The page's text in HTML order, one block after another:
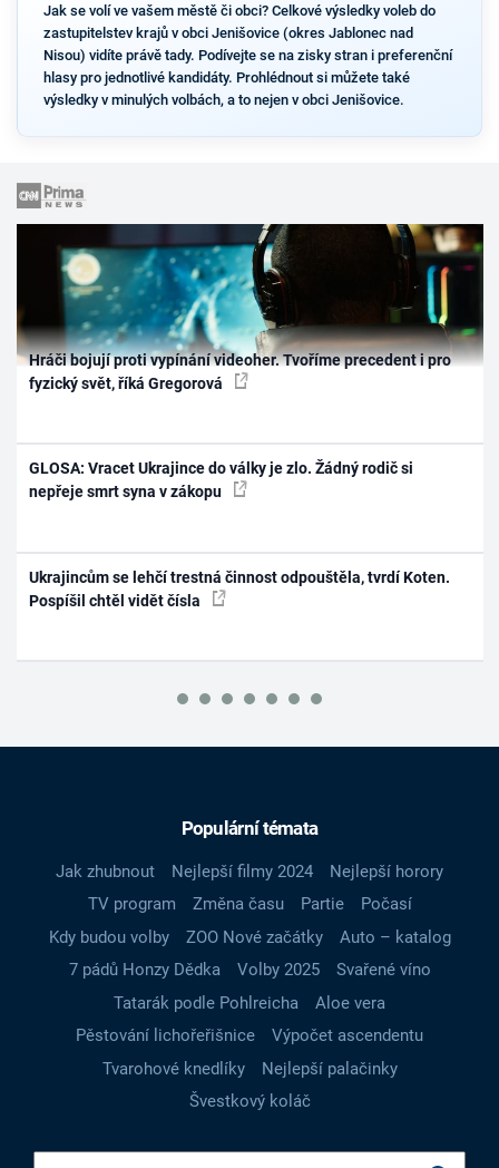
Jak se volí ve vašem městě či obci? Celkové výsledky voleb do
zastupitelstev krajů v obci Jenišovice (okres Jablonec nad
Nisou) vidíte právě tady. Podívejte se na zisky stran i preferenční
hlasy pro jednotlivé kandidáty. Prohlédnout si můžete také
výsledky v minulých volbách, a to nejen v obci Jenišovice.
Hráči bojují proti vypínání videoher. Tvoříme precedent i pro
fyzický svět, říká Gregorová
GLOSA: Vracet Ukrajince do války je zlo. Žádný rodič si
nepřeje smrt syna v zákopu
Ukrajincům se lehčí trestná činnost odpouštěla, tvrdí Koten.
Pospíšil chtěl vidět čísla
Populární témata
Jak zhubnout Nejlepší filmy 2024
Nejlepší horory
TV program
Změna času Partie
Počasí
Kdy budou volby
ZOO Nové začátky
Auto – katalog
7 pádů Honzy Dědka
Volby 2025
Svařené víno
Tatarák podle Pohlreicha
Aloe vera
Pěstování lichořeřišnice
Výpočet ascendentu
Tvarohové knedlíky
Nejlepší palačinky
Švestkový koláč